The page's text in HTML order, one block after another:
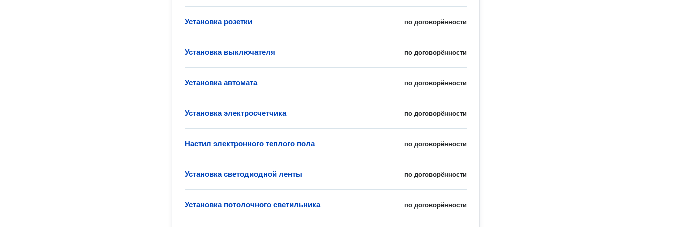
по договорённости
Установка розетки
по договорённости
Установка выключателя
по договорённости
Установка автомата
по договорённости
Установка электросчетчика
по договорённости
Настил электронного теплого пола
по договорённости
Установка светодиодной ленты
по договорённости
Установка потолочного светильника